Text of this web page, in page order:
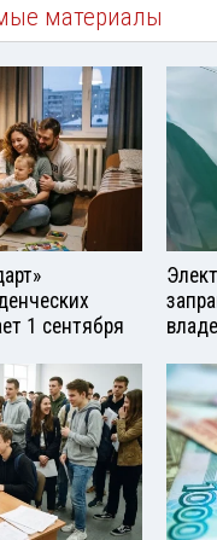
материалы
1 сентября